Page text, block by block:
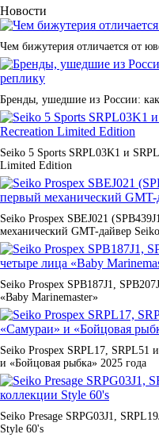
Новости
Чем бижутерия отличается от
Бренды, ушедшие из России:
Seiko 5 Sports SRPL03K1 и
Limited Edition
Seiko Prospex SBEJ021
механический GMT-дайвер Seiko
Seiko Prospex SPB187J1,
«Baby Marinemaster»
Seiko Prospex SRPL17, SRPL51
и «Бойцовая рыбка» 2025 года
Seiko Presage SRPG03J1,
Style 60's